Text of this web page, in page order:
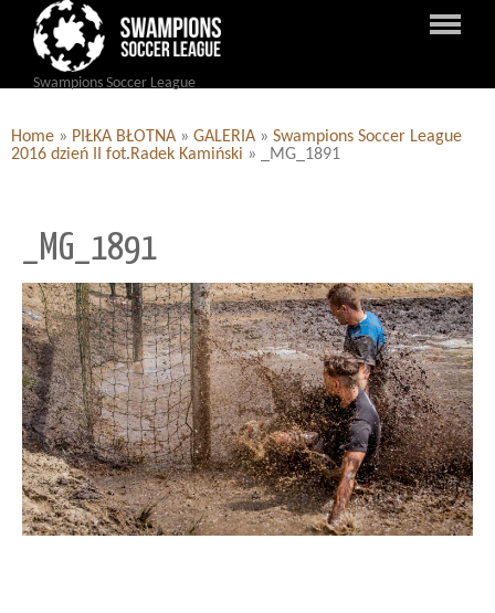
Swampions Soccer League
Home » PIŁKA BŁOTNA » GALERIA » Swampions Soccer League
2016 dzień II fot.Radek Kamiński » _MG_1891
_MG_1891